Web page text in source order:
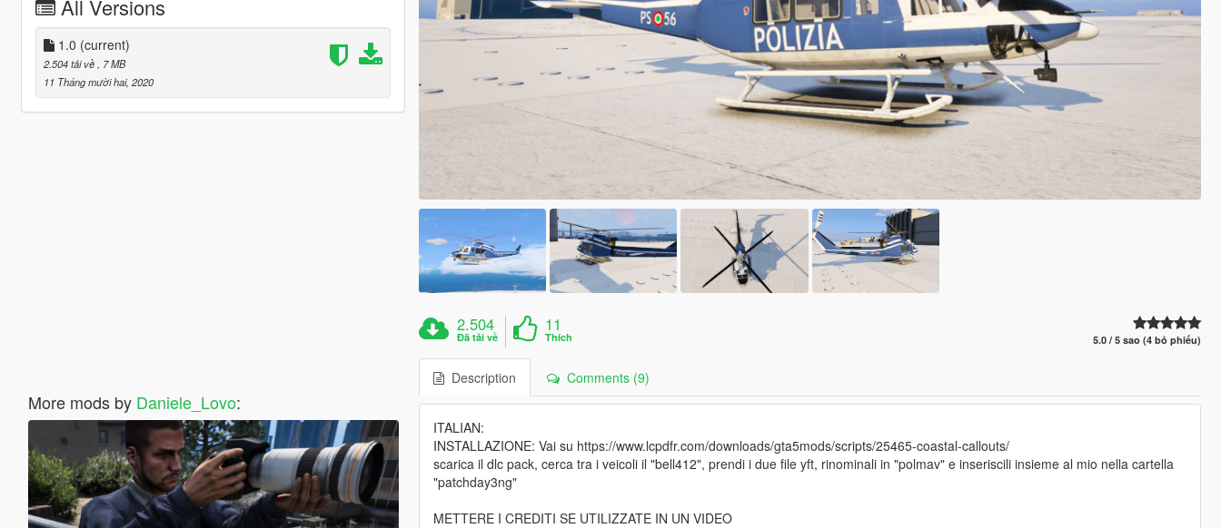
All Versions
1.0 (current)
2.504 tải về
, 7 MB
11 Tháng mười hai, 2020
More mods by Daniele_Lovo:
2.504
Đã tải về
11
Thích 5.0 / 5 sao (4 bỏ phiếu)
Description Comments (9)
ITALIAN:
INSTALLAZIONE: Vai su https://www.lcpdfr.com/downloads/gta5mods/scripts/25465-coastal-callouts/
scarica il dlc pack, cerca tra i veicoli il "bell412", prendi i due file yft, rinominali in "polmav" e inseriscili insieme al mio nella cartella
"patchday3ng"
METTERE I CREDITI SE UTILIZZATE IN UN VIDEO